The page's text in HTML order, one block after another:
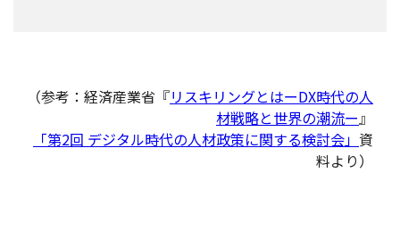
（参考：経済産業省『リスキリングとはーDX時代の人
材戦略と世界の潮流ー』
「第2回 デジタル時代の人材政策に関する検討会」 資
料より）